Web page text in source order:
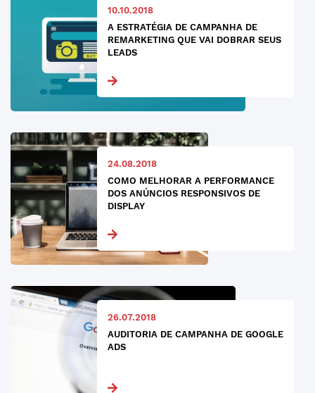
10.10.2018
A ESTRATÉGIA DE CAMPANHA DE
REMARKETING QUE VAI DOBRAR SEUS
LEADS
24.08.2018
COMO MELHORAR A PERFORMANCE
DOS ANÚNCIOS RESPONSIVOS DE
DISPLAY
26.07.2018
AUDITORIA DE CAMPANHA DE GOOGLE
ADS